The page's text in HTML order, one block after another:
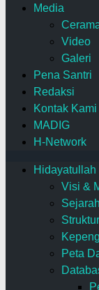
Media
Video
Galeri
Pena Santri
Redaksi
Kontak Kami
MADIG
H-Network
Hidayatullah
Visi &
Sejarah
Struktur
Peta